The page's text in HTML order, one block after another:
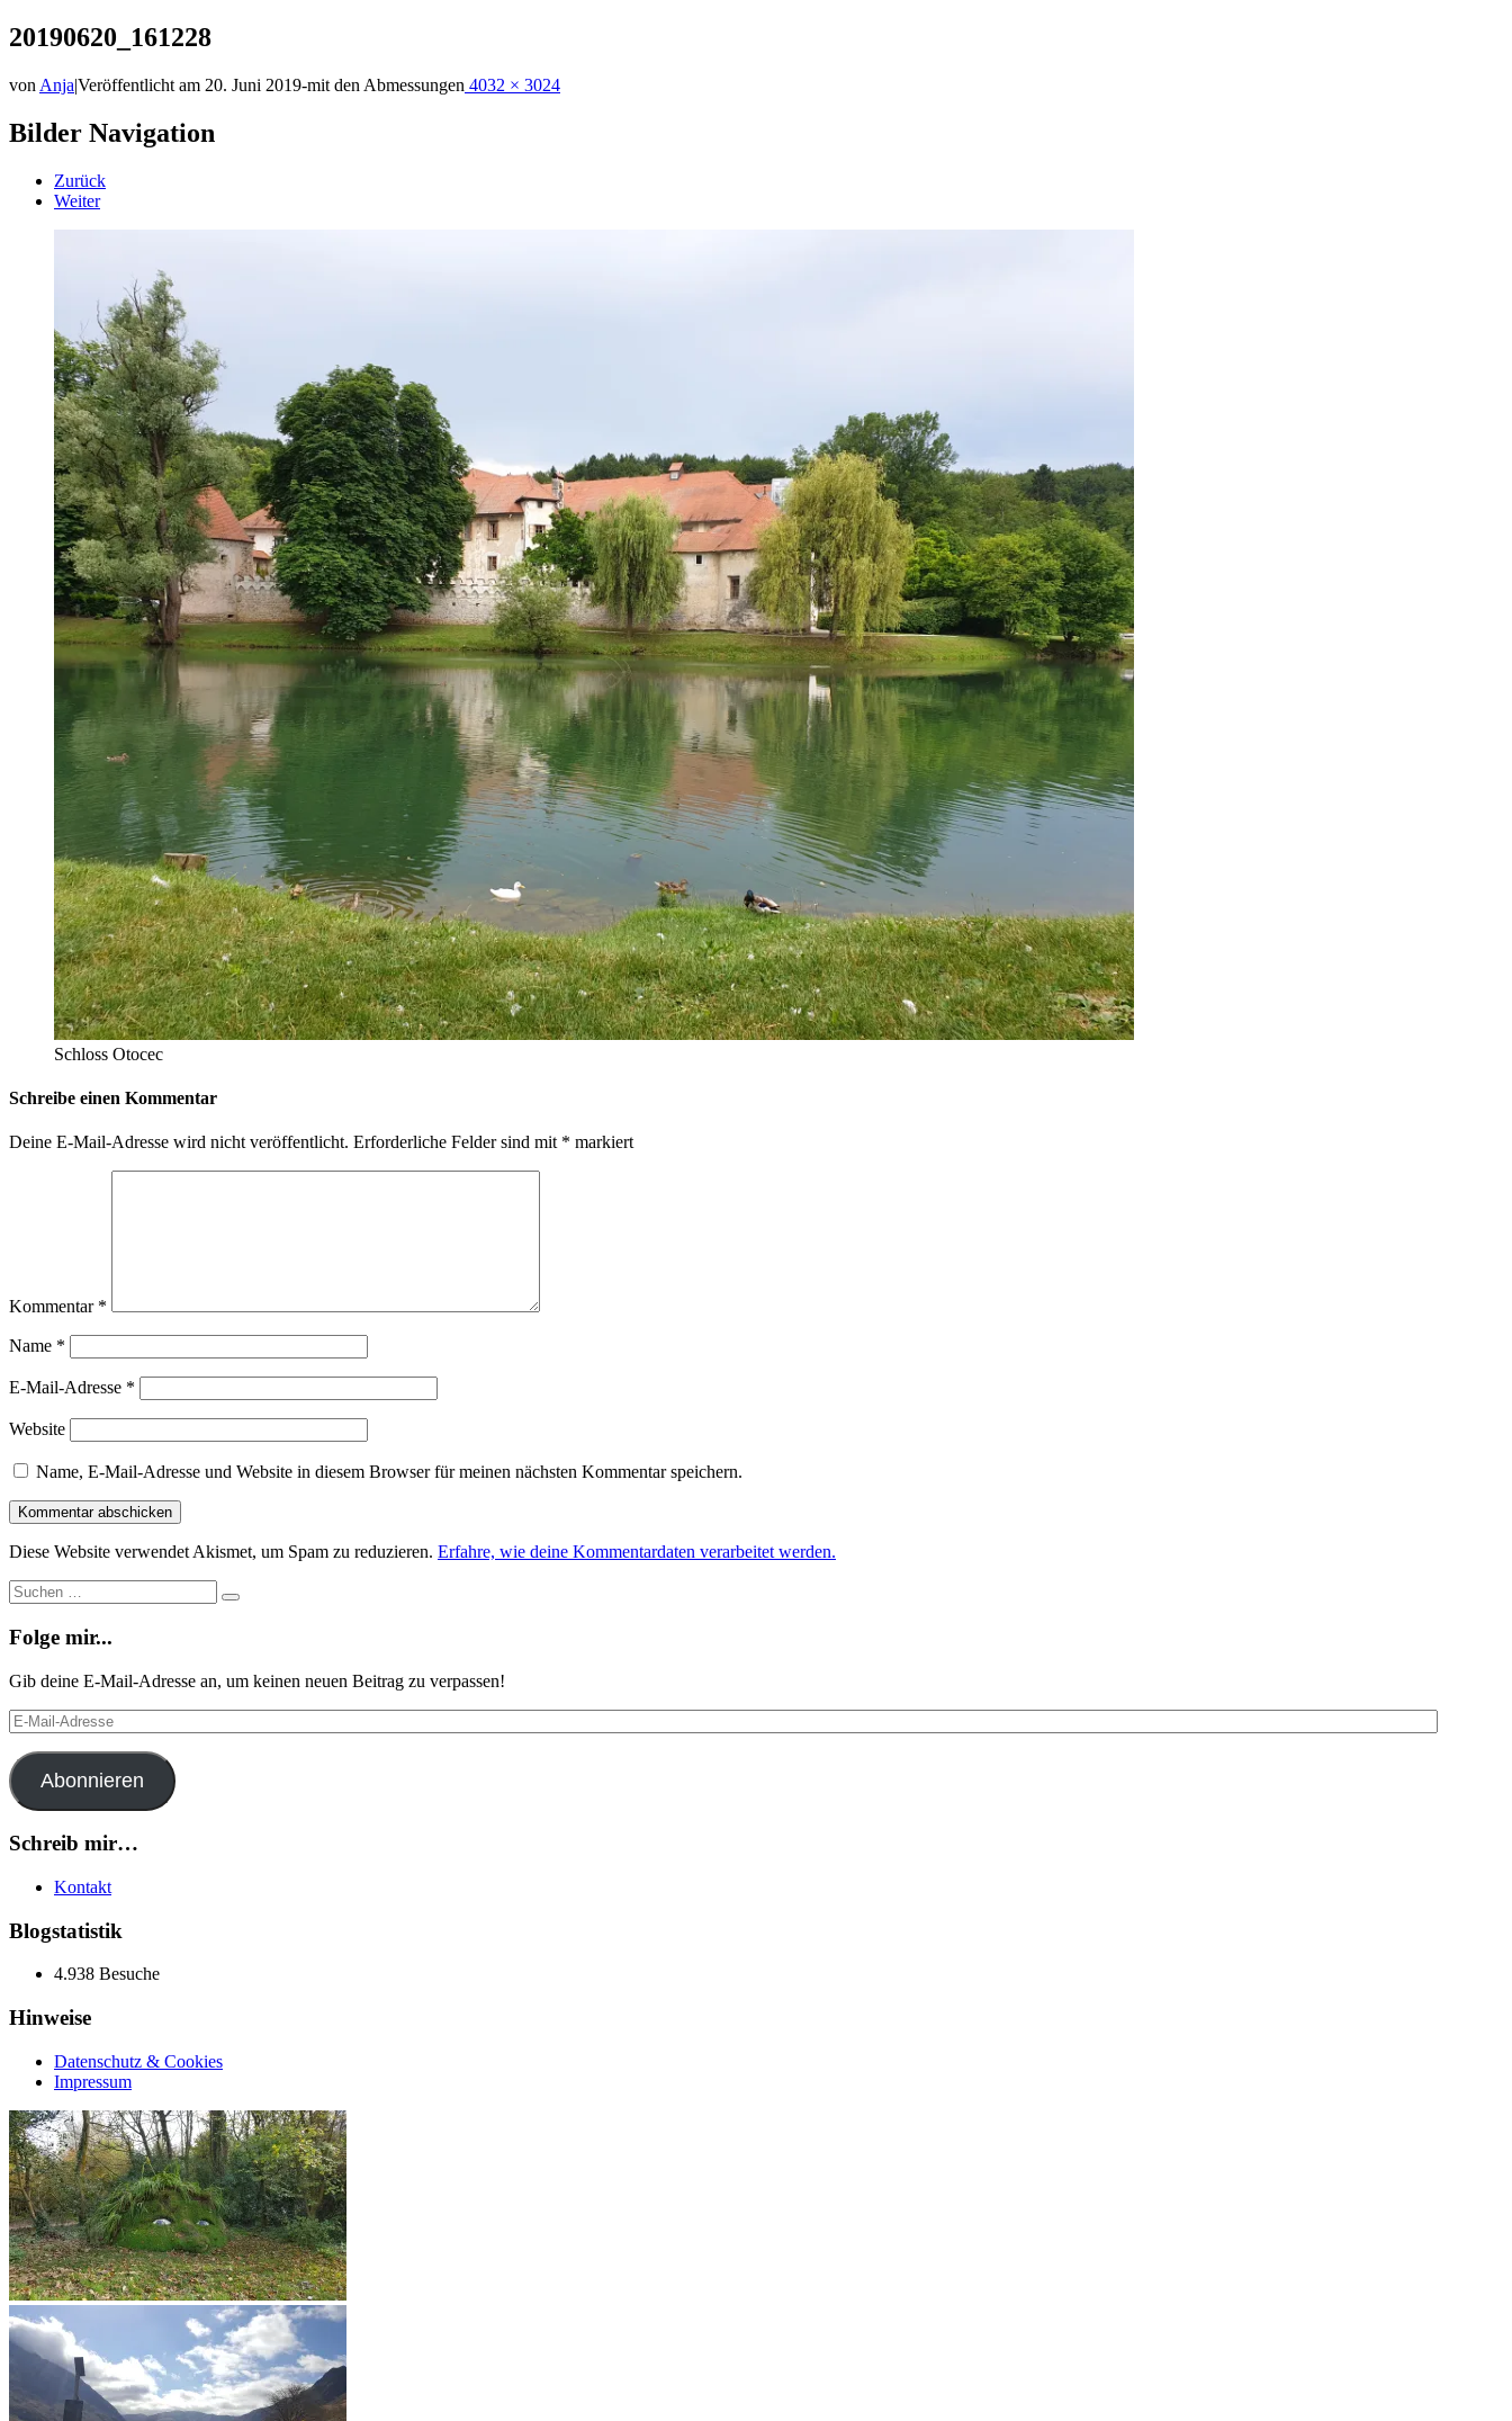
20190620_161228
von Anja|Veröffentlicht am 20. Juni 2019-mit den Abmessungen 4032 × 3024
Bilder Navigation
Zurück
Weiter
Schloss Otocec
Schreibe einen Kommentar
Deine E-Mail-Adresse wird nicht veröffentlicht. Erforderliche Felder sind mit * markiert
Kommentar *
Name *
E-Mail-Adresse *
Website
Name, E-Mail-Adresse und Website in diesem Browser für meinen nächsten Kommentar speichern.
Diese Website verwendet Akismet, um Spam zu reduzieren. Erfahre, wie deine Kommentardaten verarbeitet werden.
Suche
Suchen
Folge mir...
Gib deine E-Mail-Adresse an, um keinen neuen Beitrag zu verpassen!
E-
Mail-
Adresse
Abonnieren
Schreib mir…
Kontakt
Blogstatistik
4.938 Besuche
Hinweise
Datenschutz & Cookies
Impressum